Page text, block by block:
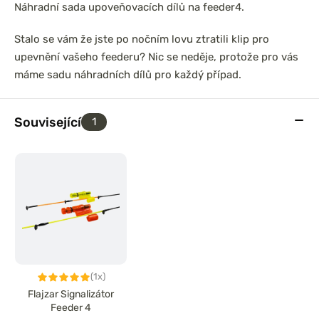
Náhradní sada upoveňovacích dílů na feeder4.
Stalo se vám že jste po nočním lovu ztratili klip pro
upevnění vašeho feederu? Nic se neděje, protože pro vás
máme sadu náhradních dílů pro každý případ.
Související 1
(1x)
Flajzar Signalizátor
Feeder 4